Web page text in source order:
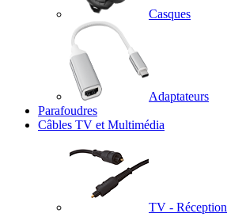
Casques
Adaptateurs
Parafoudres
Câbles TV et Multimédia
TV - Réception